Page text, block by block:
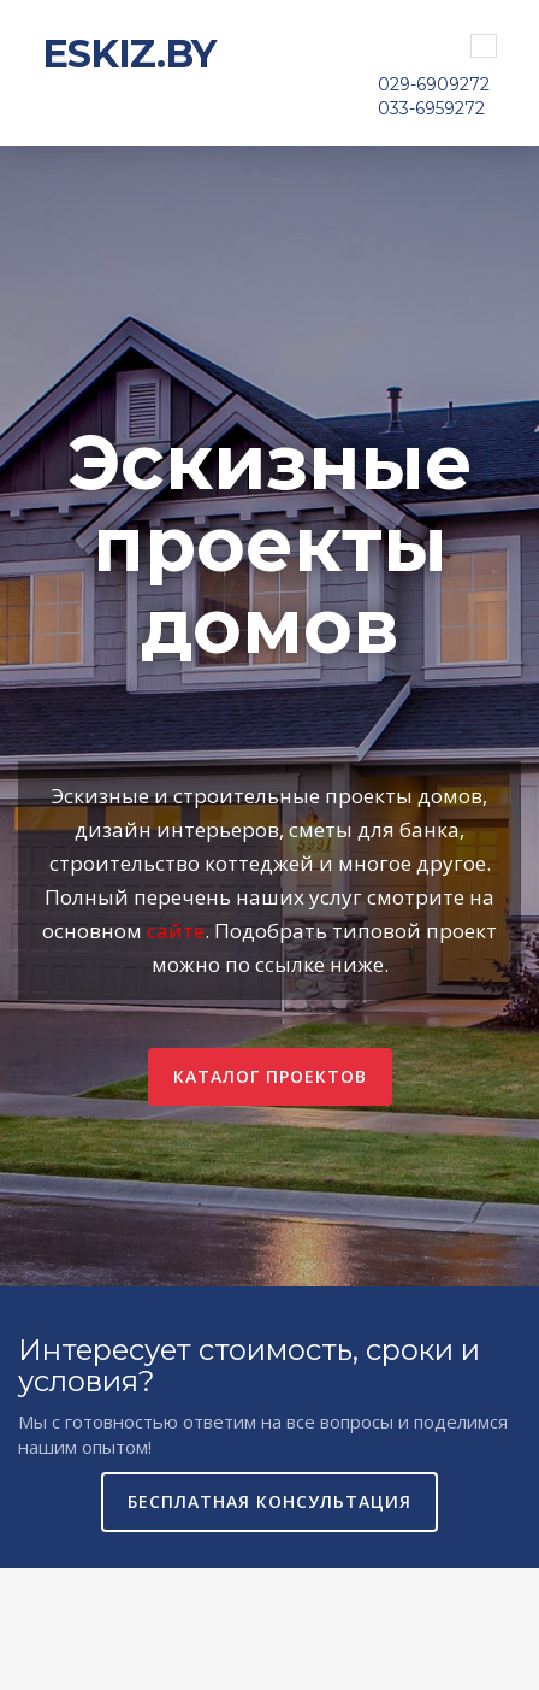
Toggle
ESKIZ.BY
029-6909272
033-6959272
Эскизные
проекты
домов
Эскизные и строительные проекты домов,
дизайн интерьеров, сметы для банка,
строительство коттеджей и многое другое.
Полный перечень наших услуг смотрите на
основном сайте. Подобрать типовой проект
можно по ссылке ниже.
КАТАЛОГ ПРОЕКТОВ
Интересует стоимость, сроки и
условия?
Мы с готовностью ответим на все вопросы и поделимся
нашим опытом!
БЕСПЛАТНАЯ КОНСУЛЬТАЦИЯ